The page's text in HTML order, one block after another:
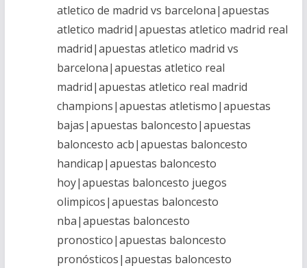
atletico de madrid vs barcelona|apuestas
atletico madrid|apuestas atletico madrid real
madrid|apuestas atletico madrid vs
barcelona|apuestas atletico real
madrid|apuestas atletico real madrid
champions|apuestas atletismo|apuestas
bajas|apuestas baloncesto|apuestas
baloncesto acb|apuestas baloncesto
handicap|apuestas baloncesto
hoy|apuestas baloncesto juegos
olimpicos|apuestas baloncesto
nba|apuestas baloncesto
pronostico|apuestas baloncesto
pronósticos|apuestas baloncesto